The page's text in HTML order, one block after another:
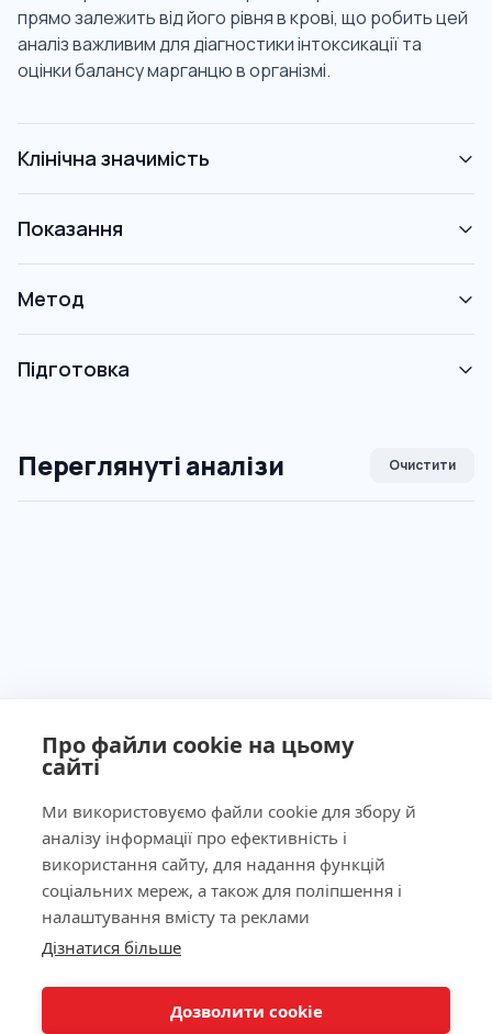
Про файли cookie на цьому
сайті
Ми використовуємо файли cookie для збору й
аналізу інформації про ефективність і
використання сайту, для надання функцій
соціальних мереж, а також для поліпшення і
налаштування вмісту та реклами
Дізнатися більше
Дозволити cookie
прямо залежить від його рівня в крові, що робить цей
аналіз важливим для діагностики інтоксикації та
оцінки балансу марганцю в організмі.
Клінічна значимість
Показання
Метод
Підготовка
Переглянуті аналізи Очистити
Ліцензія МОЗ України №603260 від 23.09.2011
Наша адреса
КНОПКА